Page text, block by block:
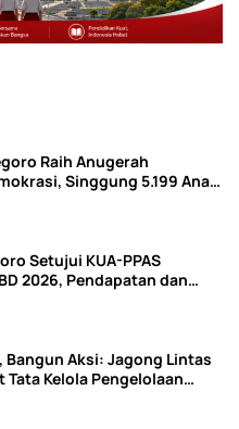
Raih Anugerah
Singgung 5.199 Anak
Setujui KUA-PPAS
2026, Pendapatan dan
Bangun Aksi: Jagong Lintas
Kelola Pengelolaan